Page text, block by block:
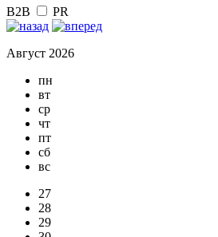
B2B PR
Август 2026
пн
вт
ср
чт
пт
сб
вс
27
28
29